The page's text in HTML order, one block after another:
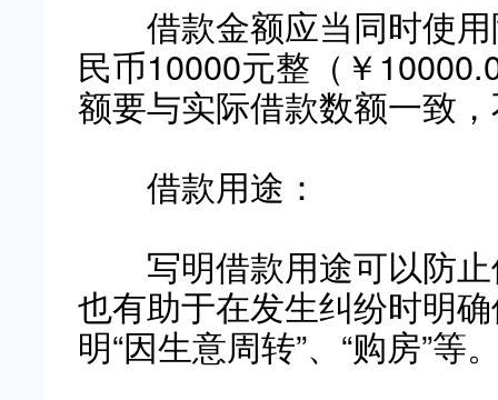
借款金额应当同时使用
民币10000元整（￥
额要与实际借款数额一致
借款用途：
写明借款用途可以防止
也有助于在发生纠纷时明
明“因生意周转”、“购房”等